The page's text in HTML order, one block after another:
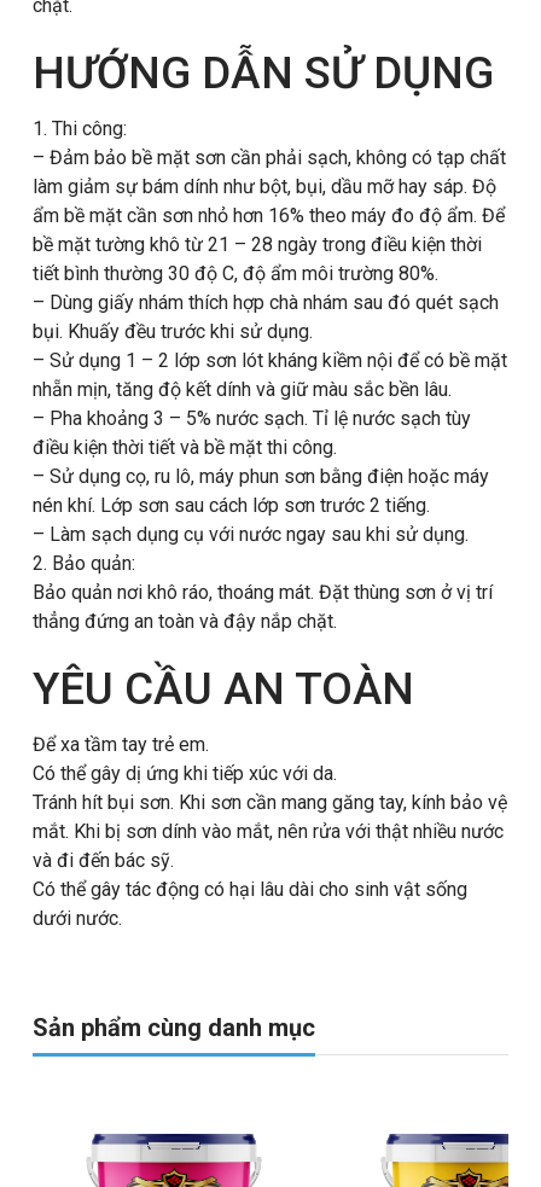
chặt.
HƯỚNG DẪN SỬ DỤNG
1. Thi công:
– Đảm bảo bề mặt sơn cần phải sạch, không có tạp chất
làm giảm sự bám dính như bột, bụi, dầu mỡ hay sáp. Độ
ẩm bề mặt cần sơn nhỏ hơn 16% theo máy đo độ ẩm. Để
bề mặt tường khô từ 21 – 28 ngày trong điều kiện thời
tiết bình thường 30 độ C, độ ẩm môi trường 80%.
– Dùng giấy nhám thích hợp chà nhám sau đó quét sạch
bụi. Khuấy đều trước khi sử dụng.
– Sử dụng 1 – 2 lớp sơn lót kháng kiềm nội để có bề mặt
nhẵn mịn, tăng độ kết dính và giữ màu sắc bền lâu.
– Pha khoảng 3 – 5% nước sạch. Tỉ lệ nước sạch tùy
điều kiện thời tiết và bề mặt thi công.
– Sử dụng cọ, ru lô, máy phun sơn bằng điện hoặc máy
nén khí. Lớp sơn sau cách lớp sơn trước 2 tiếng.
– Làm sạch dụng cụ với nước ngay sau khi sử dụng.
2. Bảo quản:
Bảo quản nơi khô ráo, thoáng mát. Đặt thùng sơn ở vị trí
thẳng đứng an toàn và đậy nắp chặt.
YÊU CẦU AN TOÀN
Để xa tầm tay trẻ em.
Có thể gây dị ứng khi tiếp xúc với da.
Tránh hít bụi sơn. Khi sơn cần mang găng tay, kính bảo vệ
mắt. Khi bị sơn dính vào mắt, nên rửa với thật nhiều nước
và đi đến bác sỹ.
Có thể gây tác động có hại lâu dài cho sinh vật sống
dưới nước.
Sản phẩm cùng danh mục